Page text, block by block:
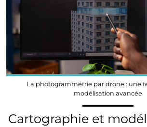
La photogrammétrie par drone : une
modélisation avancée
Cartographie et